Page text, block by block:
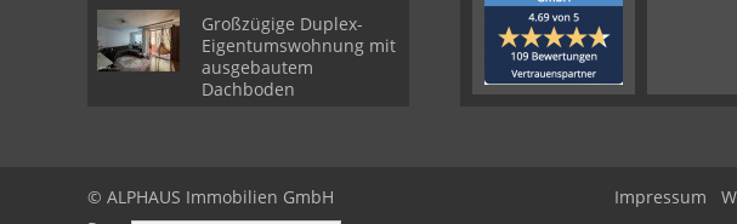
Großzügige Duplex-
Eigentumswohnung mit
ausgebautem
Dachboden
© ALPHAUS Immobilien GmbH
Impressum